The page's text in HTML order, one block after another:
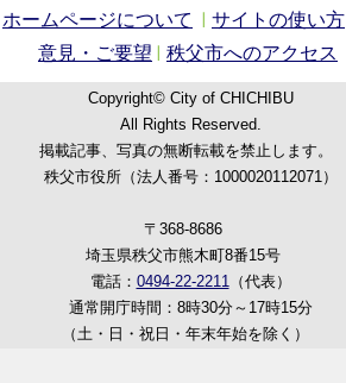
ホームページについて サイトの使い方
意見・ご要望
秩父市へのアクセス
Copyright© City of CHICHIBU
All Rights Reserved.
掲載記事、写真の無断転載を禁止します。
秩父市役所（法人番号：1000020112071）
〒368-8686
埼玉県秩父市熊木町8番15号
電話： 0494-22-2211（代表）
通常開庁時間：8時30分～17時15分
（土・日・祝日・年末年始を除く）